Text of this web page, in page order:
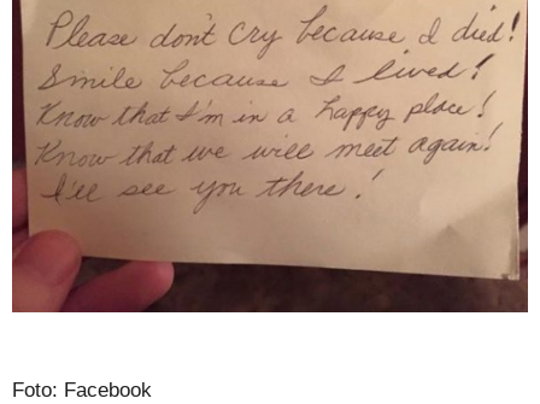
Foto: Facebook